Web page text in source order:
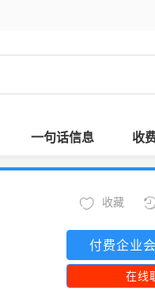
一句话信息 收
收藏
付费企业
在线